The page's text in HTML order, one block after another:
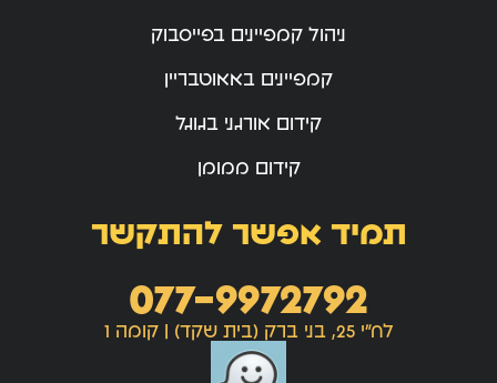
ניהול קמפיינים בפייסבוק
קמפיינים באאוטבריין
קידום אורגני בגוגל
קידום ממומן
תמיד אפשר להתקשר
077-9972792
לח"י 25, בני ברק (בית שקד) | קומה 1